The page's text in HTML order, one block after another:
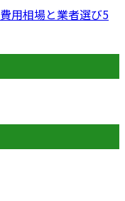
用相場と業者選び5